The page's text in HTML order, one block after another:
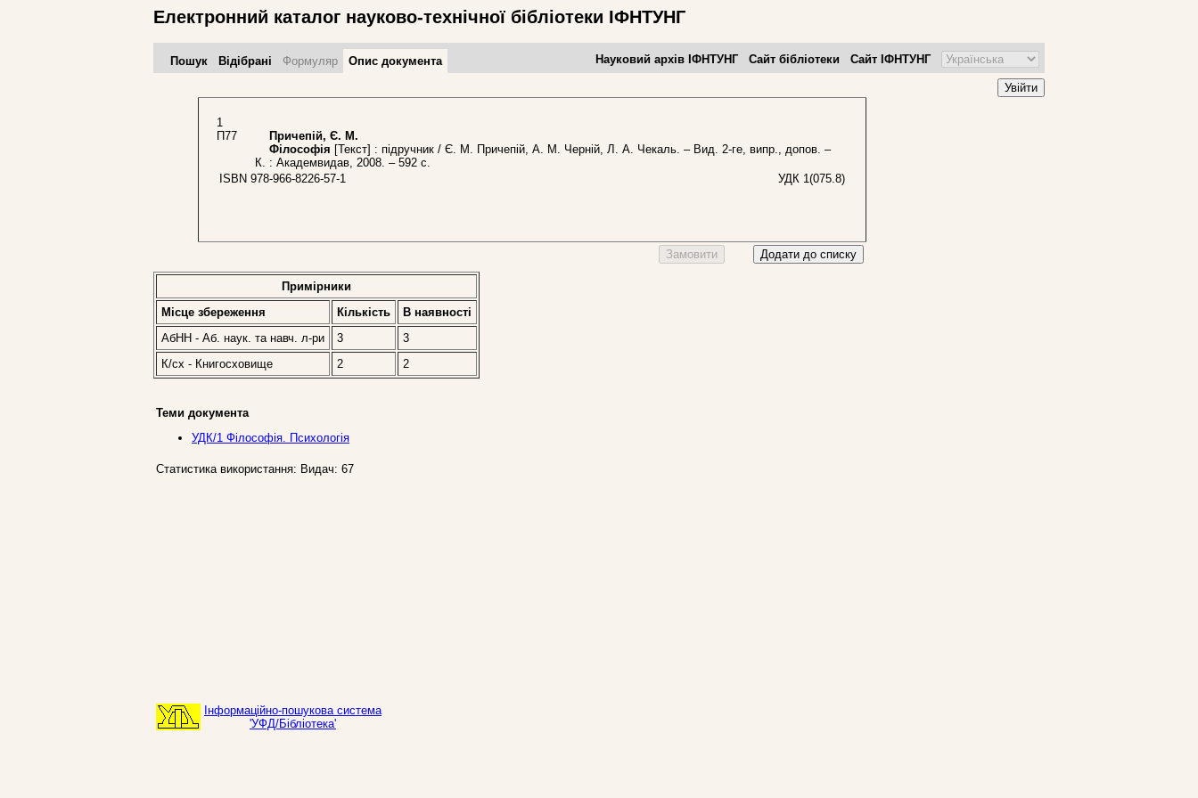
Електронний каталог науково-технічної бібліотеки ІФНТУНГ
Пошук Відібрані Формуляр Опис документа Науковий архів ІФНТУНГ Сайт бібліотеки Сайт ІФНТУНГ
Увійти
1
П77
Причепій, Є. М.
Філософія [Текст] : підручник / Є. М. Причепій, А. М. Черній, Л. А. Чекаль. – Вид. 2-ге, випр., допов. –
К. : Академвидав, 2008. – 592 с.
ISBN 978-966-8226-57-1
УДК 1(075.8)
Замовити Додати до списку
Примірники
Місце збереження
Кількість
В наявностi
АбНН - Аб. наук. та навч. л-ри
3
3
К/сх - Книгосховище
2 2
Теми документа
УДК/1 Фiлософiя. Психологія
Статистика використання: Видач: 67
Інформаційно-пошукова система
'УФД/Бібліотека'